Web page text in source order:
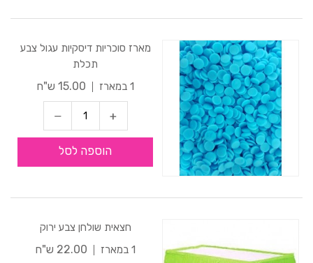
מארז סוכריות דיסקיות עגול צבע
תכלת
1 במארז
15.00 ש"ח
הוספה לסל
חצאית שולחן צבע ירוק
1 במארז
22.00 ש"ח